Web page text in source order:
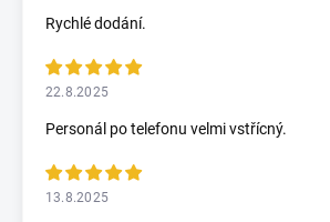
Rychlé dodání.
22.8.2025
Personál po telefonu velmi vstřícný.
13.8.2025